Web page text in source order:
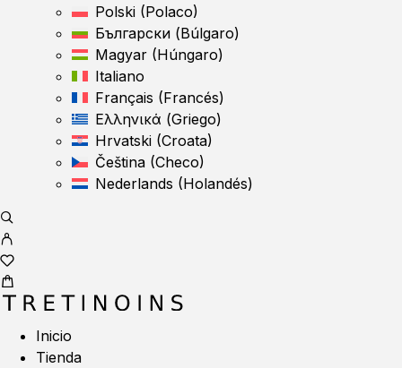
Polski (Polaco)
Български (Búlgaro)
Magyar (Húngaro)
Italiano
Français (Francés)
Ελληνικά (Griego)
Hrvatski (Croata)
Čeština (Checo)
Nederlands (Holandés)
Inicio
Tienda